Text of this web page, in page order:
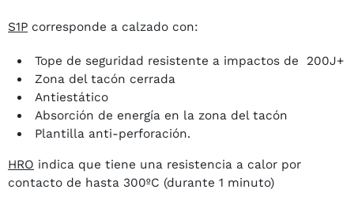
S1P corresponde a calzado con:
Tope de seguridad resistente a impactos de 200J+
Zona del tacón cerrada
Antiestático
Absorción de energía en la zona del tacón
Plantilla anti-perforación.
HRO indica que tiene una resistencia a calor por
contacto de hasta 300ºC (durante 1 minuto)